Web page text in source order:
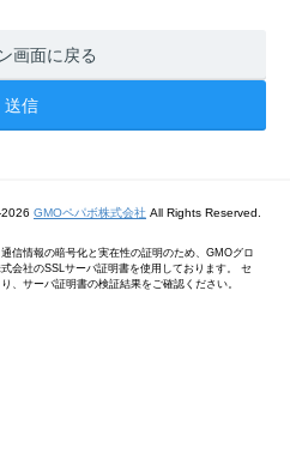
画面に戻る
GMOペパボ株式会社 All Rights Reserved.
信情報の暗号化と実在性の証明のため、GMOグロ
会社のSSLサーバ証明書を使用しております。 セ
、サーバ証明書の検証結果をご確認ください。